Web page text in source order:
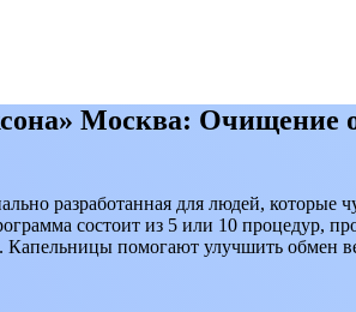
Москва: Очищение
разработанная для людей,
состоит из 5 или 10
помогают улучшить обмен